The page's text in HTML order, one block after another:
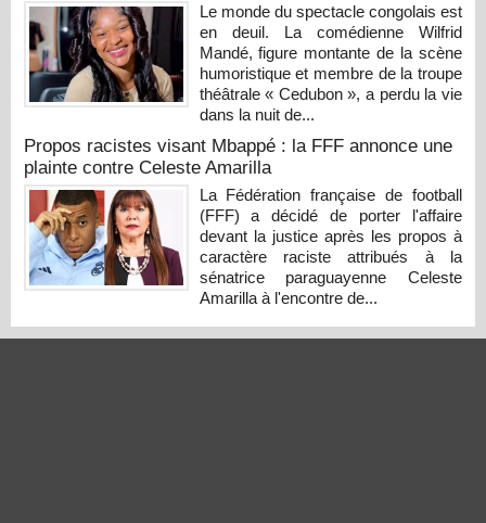
Le monde du spectacle congolais est
en deuil. La comédienne Wilfrid
Mandé, figure montante de la scène
humoristique et membre de la troupe
théâtrale « Cedubon », a perdu la vie
dans la nuit de...
Propos racistes visant Mbappé : la FFF annonce une
plainte contre Celeste Amarilla
La Fédération française de football
(FFF) a décidé de porter l'affaire
devant la justice après les propos à
caractère raciste attribués à la
sénatrice paraguayenne Celeste
Amarilla à l'encontre de...